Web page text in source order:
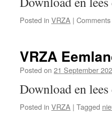
Posted in VRZA |
VRZA
Posted on 21 September
Download en
Posted in VRZA | Tagged